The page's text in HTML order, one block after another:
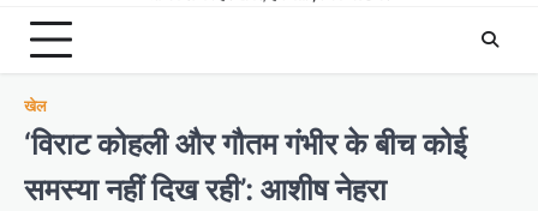
खेल
‘विराट कोहली और गौतम गंभीर के बीच कोई
समस्या नहीं दिख रही’: आशीष नेहरा